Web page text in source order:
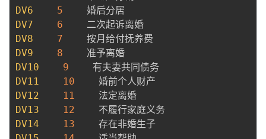
DV6
5
DV7
6
DV8
7
DV9
8
DV10
9
DV11
10
DV12
11
DV13
12
DV14
13